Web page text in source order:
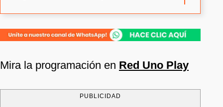
Mira la programación en Red Uno Play
PUBLICIDAD